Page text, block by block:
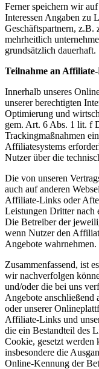
Ferner speichern wir
Interessen Angaben zu
Geschäftspartnern, z.B.
mehrheitlich
grundsätzlich dauerhaft.
Teilnahme an
Innerhalb unseres
unserer berechtigten
Optimierung und
gem. Art. 6 Abs. 1 lit. f
Trackingmaßnahmen
Affiliatesystems
Nutzer über die
Die von unseren
auch auf anderen
Affiliate-Links oder
Leistungen Dritter nach
Die Betreiber der
wenn Nutzer den
Angebote wahrnehmen.
Zusammenfassend, ist
wir nachverfolgen
und/oder die bei uns
Angebote
oder unserer
Affiliate-Links und
die ein Bestandteil des
Cookie, gesetzt werden
insbesondere die
Online-Kennung der